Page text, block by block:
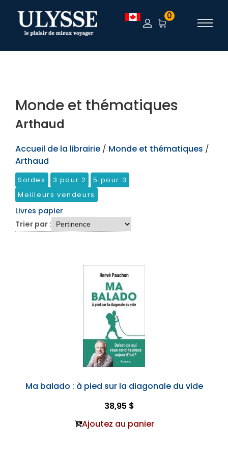
TEST 0
Monde et thématiques
Arthaud
Accueil de la librairie / Monde et thématiques /
Arthaud
Soldes 3 pour 2
5 pour 3
Meilleurs vendeurs
Livres papier
Trier par :
Ma balado : à pied sur la diagonale du vide
38,95 $
Ajoutez au panier